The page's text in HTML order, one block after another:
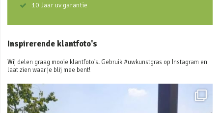
10 Jaar uv garantie
Inspirerende klantfoto's
Wij delen graag mooie klantfoto's. Gebruik #uwkunstgras op Instagram en
laat zien waar je blij mee bent!